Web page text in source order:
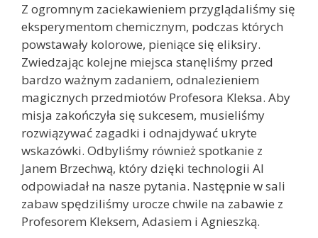
Z ogromnym zaciekawieniem przyglądaliśmy się
eksperymentom chemicznym, podczas których
powstawały kolorowe, pieniące się eliksiry.
Zwiedzając kolejne miejsca stanęliśmy przed
bardzo ważnym zadaniem, odnalezieniem
magicznych przedmiotów Profesora Kleksa. Aby
misja zakończyła się sukcesem, musieliśmy
rozwiązywać zagadki i odnajdywać ukryte
wskazówki. Odbyliśmy również spotkanie z
Janem Brzechwą, który dzięki technologii AI
odpowiadał na nasze pytania. Następnie w sali
zabaw spędziliśmy urocze chwile na zabawie z
Profesorem Kleksem, Adasiem i Agnieszką.